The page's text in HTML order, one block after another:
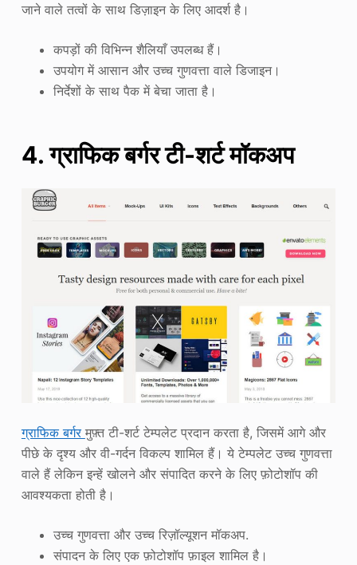
जाने वाले तत्वों के साथ डिज़ाइन के लिए आदर्श है।
कपड़ों की विभिन्न शैलियाँ उपलब्ध हैं।
उपयोग में आसान और उच्च गुणवत्ता वाले डिजाइन।
निर्देशों के साथ पैक में बेचा जाता है।
4. ग्राफिक बर्गर टी-शर्ट मॉकअप
ग्राफिक बर्गर मुफ़्त टी-शर्ट टेम्पलेट प्रदान करता है, जिसमें आगे और
पीछे के दृश्य और वी-गर्दन विकल्प शामिल हैं। ये टेम्पलेट उच्च गुणवत्ता
वाले हैं लेकिन इन्हें खोलने और संपादित करने के लिए फ़ोटोशॉप की
आवश्यकता होती है।
उच्च गुणवत्ता और उच्च रिज़ॉल्यूशन मॉकअप.
संपादन के लिए एक फ़ोटोशॉप फ़ाइल शामिल है।